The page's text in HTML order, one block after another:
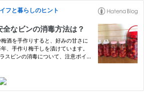
フと暮らしのヒント
なビンの消毒方法は？
酒を手作りすると、好みの甘さに
、手作り梅干しを漬けています。
スビンの消毒について、注意ポイン